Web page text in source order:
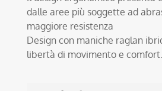
dalle aree più soggette ad
maggiore resistenza
Design con maniche raglan
libertà di movimento e comfort.